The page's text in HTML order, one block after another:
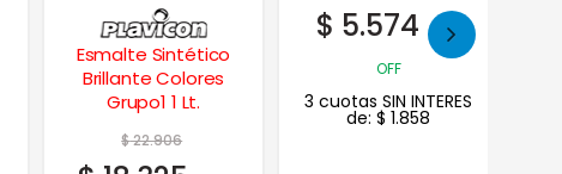
Esmalte Sintético
Brillante Colores
Grupo1 1 Lt.
22.906
5.574
20%
3 cuotas SIN INTERES
1.858